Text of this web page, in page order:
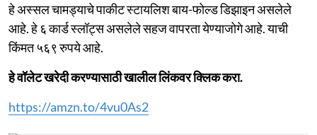
हे अस्सल चामड्याचे पाकीट स्टायलिश बाय-फोल्ड डिझाइन असलेले
आहे. हे ६ कार्ड स्लॉट्स असलेले सहज वापरता येण्याजोगे आहे. याची
किंमत ५६९ रुपये आहे.
हे वॉलेट खरेदी करण्यासाठी खालील लिंकवर क्लिक करा.
https://amzn.to/4vu0As2